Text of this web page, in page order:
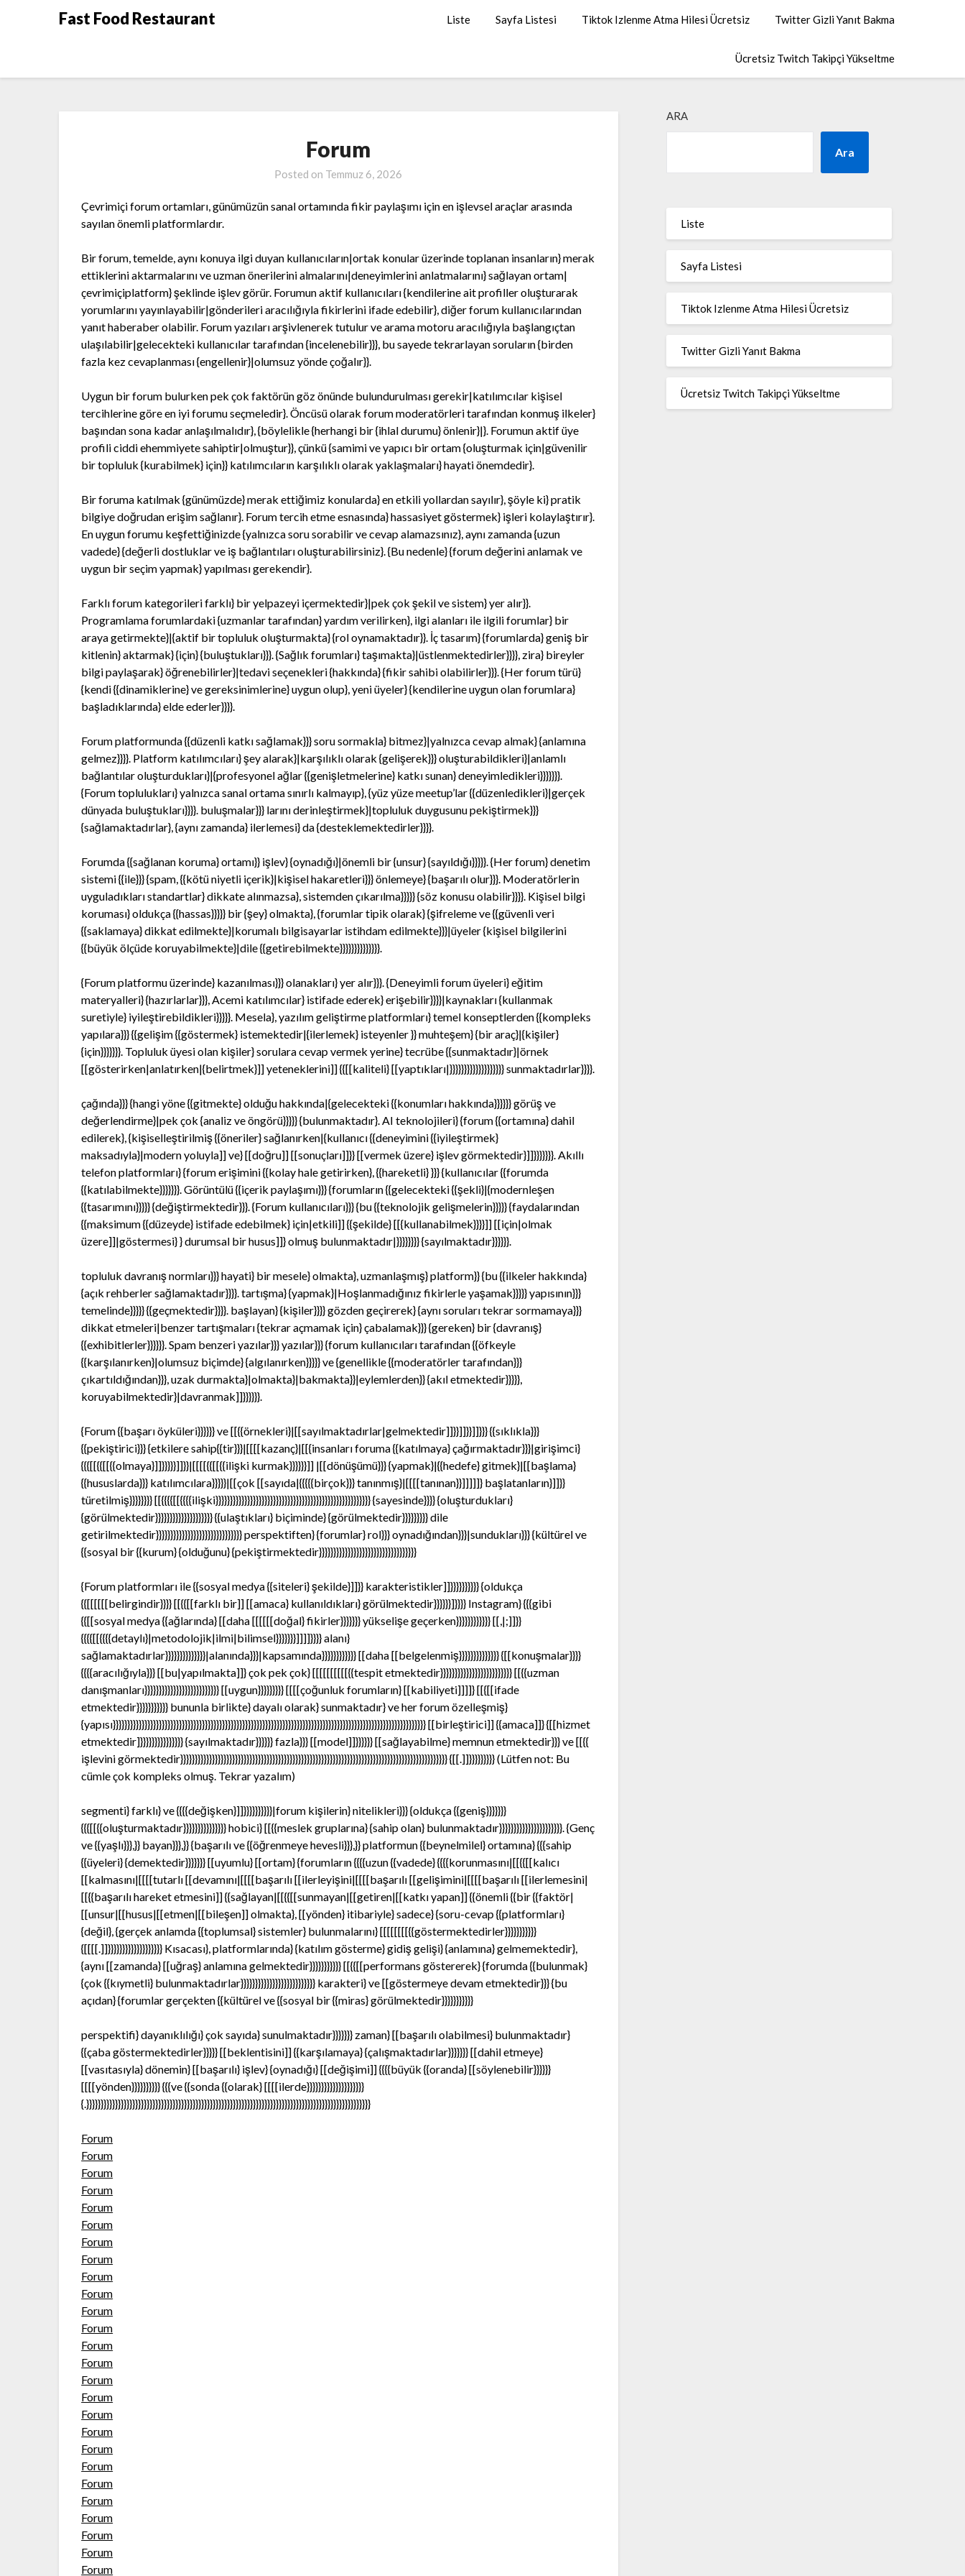
Fast Food Restaurant Liste Sayfa Listesi Tiktok Izlenme Atma Hilesi Ücretsiz Twitter Gizli Yanıt Bakma
Ücretsiz Twitch Takipçi Yükseltme
Forum
Posted on Temmuz 6, 2026
Çevrimiçi forum ortamları, günümüzün sanal ortamında fikir paylaşımı için en işlevsel araçlar arasında
sayılan önemli platformlardır.
Bir forum, temelde, aynı konuya ilgi duyan kullanıcıların|ortak konular üzerinde toplanan insanların} merak
ettiklerini aktarmalarını ve uzman önerilerini almalarını|deneyimlerini anlatmalarını} sağlayan ortam|
çevrimiçiplatform} şeklinde işlev görür. Forumun aktif kullanıcıları {kendilerine ait profiller oluşturarak
yorumlarını yayınlayabilir|gönderileri aracılığıyla fikirlerini ifade edebilir}, diğer forum kullanıcılarından
yanıt haberaber olabilir. Forum yazıları arşivlenerek tutulur ve arama motoru aracılığıyla başlangıçtan
ulaşılabilir|gelecekteki kullanıcılar tarafından {incelenebilir}}}, bu sayede tekrarlayan soruların {birden
fazla kez cevaplanması {engellenir}|olumsuz yönde çoğalır}}.
Uygun bir forum bulurken pek çok faktörün göz önünde bulundurulması gerekir|katılımcılar kişisel
tercihlerine göre en iyi forumu seçmeledir}. Öncüsü olarak forum moderatörleri tarafından konmuş ilkeler}
başından sona kadar anlaşılmalıdır}, {böylelikle {herhangi bir {ihlal durumu} önlenir}|}. Forumun aktif üye
profili ciddi ehemmiyete sahiptir|olmuştur}}, çünkü {samimi ve yapıcı bir ortam {oluşturmak için|güvenilir
bir topluluk {kurabilmek} için}} katılımcıların karşılıklı olarak yaklaşmaları} hayati önemdedir}.
Bir foruma katılmak {günümüzde} merak ettiğimiz konularda} en etkili yollardan sayılır}, şöyle ki} pratik
bilgiye doğrudan erişim sağlanır}. Forum tercih etme esnasında} hassasiyet göstermek} işleri kolaylaştırır}.
En uygun forumu keşfettiğinizde {yalnızca soru sorabilir ve cevap alamazsınız}, aynı zamanda {uzun
vadede} {değerli dostluklar ve iş bağlantıları oluşturabilirsiniz}. {Bu nedenle} {forum değerini anlamak ve
uygun bir seçim yapmak} yapılması gerekendir}.
Farklı forum kategorileri farklı} bir yelpazeyi içermektedir}|pek çok şekil ve sistem} yer alır}}.
Programlama forumlardaki {uzmanlar tarafından} yardım verilirken}, ilgi alanları ile ilgili forumlar} bir
araya getirmekte}|{aktif bir topluluk oluşturmakta} {rol oynamaktadır}}. İç tasarım} {forumlarda} geniş bir
kitlenin} aktarmak} {için} {buluştukları}}}. {Sağlık forumları} taşımakta}|üstlenmektedirler}}}}, zira} bireyler
bilgi paylaşarak} öğrenebilirler}|tedavi seçenekleri {hakkında} {fikir sahibi olabilirler}}}. {Her forum türü}
{kendi {{dinamiklerine} ve gereksinimlerine} uygun olup}, yeni üyeler} {kendilerine uygun olan forumlara}
başladıklarında} elde ederler}}}}.
Forum platformunda {{düzenli katkı sağlamak}}} soru sormakla} bitmez}|yalnızca cevap almak} {anlamına
gelmez}}}}. Platform katılımcıları} şey alarak}|karşılıklı olarak {gelişerek}}} oluşturabildikleri}|anlamlı
bağlantılar oluşturdukları}|{profesyonel ağlar {{genişletmelerine} katkı sunan} deneyimledikleri}}}}}}}.
{Forum toplulukları} yalnızca sanal ortama sınırlı kalmayıp}, {yüz yüze meetup’lar {{düzenledikleri}|gerçek
dünyada buluştukları}}}}. buluşmalar}}} larını derinleştirmek}|topluluk duygusunu pekiştirmek}}}
{sağlamaktadırlar}, {aynı zamanda} ilerlemesi} da {desteklemektedirler}}}}.
Forumda {{sağlanan koruma} ortamı}} işlev} {oynadığı}|önemli bir {unsur} {sayıldığı}}}}}. {Her forum} denetim
sistemi {{ile}}} {spam, {{kötü niyetli içerik}|kişisel hakaretleri}}} önlemeye} {başarılı olur}}}. Moderatörlerin
uyguladıkları standartlar} dikkate alınmazsa}, sistemden çıkarılma}}}}} {söz konusu olabilir}}}}. Kişisel bilgi
koruması} oldukça {{hassas}}}}} bir {şey} olmakta}, {forumlar tipik olarak} {şifreleme ve {{güvenli veri
{{saklamaya} dikkat edilmekte}|korumalı bilgisayarlar istihdam edilmekte}}}|üyeler {kişisel bilgilerini
{{büyük ölçüde koruyabilmekte}|dile {{getirebilmekte}}}}}}}}}}}}}}.
{Forum platformu üzerinde} kazanılması}}} olanakları} yer alır}}}. {Deneyimli forum üyeleri} eğitim
materyalleri} {hazırlarlar}}}, Acemi katılımcılar} istifade ederek} erişebilir}}}}|kaynakları {kullanmak
suretiyle} iyileştirebildikleri}}}}}. Mesela}, yazılım geliştirme platformları} temel konseptlerden {{kompleks
yapılara}}} {{gelişim {{göstermek} istemektedir|{ilerlemek} isteyenler }} muhteşem} {bir araç}|{kişiler}
{için}}}}}}}. Topluluk üyesi olan kişiler} sorulara cevap vermek yerine} tecrübe {{sunmaktadır}|örnek
[[gösterirken|anlatırken|{belirtmek}]] yeteneklerini]] {{[[kaliteli} [[yaptıkları|}}}}}}}}}}}}}}}}}}} sunmaktadırlar}}}}.
çağında}}} {hangi yöne {{gitmekte} olduğu hakkında|{gelecekteki {{konumları hakkında}}}}}} görüş ve
değerlendirme}|pek çok {analiz ve öngörü}}}}} {bulunmaktadır}. AI teknolojileri} {forum {{ortamına} dahil
edilerek}, {kişiselleştirilmiş {{öneriler} sağlanırken|{kullanıcı {{deneyimini {{iyileştirmek}
maksadıyla}|modern yoluyla]] ve} [[doğru]] [[sonuçları]]}} [[vermek üzere} işlev görmektedir}]]}}}}}}}. Akıllı
telefon platformları} {forum erişimini {{kolay hale getirirken}, {{hareketli} }}} {kullanıcılar {{forumda
{{katılabilmekte}}}}}}}. Görüntülü {{içerik paylaşımı}}} {forumların {{gelecekteki {{şekli}|{modernleşen
{{tasarımını}}}}} {değiştirmektedir}}}. {Forum kullanıcıları}}} {bu {{teknolojik gelişmelerin}}}}} {faydalarından
{{maksimum {{düzeyde} istifade edebilmek} için|etkili]] {{şekilde} [[{kullanabilmek}}}}]] [[için|olmak
üzere]]|göstermesi} } durumsal bir husus]]} olmuş bulunmaktadır|}}}}}}}} {sayılmaktadır}}}}}}.
topluluk davranış normları}}} hayati} bir mesele} olmakta}, uzmanlaşmış} platform}} {bu {{ilkeler hakkında}
{açık rehberler sağlamaktadır}}}}. tartışma} {yapmak}|Hoşlanmadığınız fikirlerle yaşamak}}}}} yapısının}}}
temelinde}}}}} {{geçmektedir}}}}. başlayan} {kişiler}}}} gözden geçirerek} {aynı soruları tekrar sormamaya}}}
dikkat etmeleri|benzer tartışmaları {tekrar açmamak için} çabalamak}}} {gereken} bir {davranış}
{{exhibitlerler}}}}}}. Spam benzeri yazılar}}} yazılar}}} {forum kullanıcıları tarafından {{öfkeyle
{{karşılanırken}|olumsuz biçimde} {algılanırken}}}}} ve {genellikle {{moderatörler tarafından}}}
çıkartıldığından}}}, uzak durmakta}|olmakta}|bakmakta}}|eylemlerden}} {akıl etmektedir}}}}},
koruyabilmektedir}|davranmak]]}}}}}}.
{Forum {{başarı öyküleri}}}}}} ve [[{{örnekleri}|[[sayılmaktadırlar|gelmektedir]]}}]]}}]]}}} {{sıklıkla}}}
{{pekiştirici}}} {etkilere sahip{{tir}}}|[[[[kazanç}|[[{insanları foruma {{katılmaya} çağırmaktadır}}}|girişimci}
{{{[[{{[[{{olmaya}]]}}}}}]]}}|[[[[{{[[{{ilişki kurmak}}}}}}]] |[[dönüşümü}}} {yapmak}|{{hedefe} gitmek}|[[başlama}
{{hususlarda}}} katılımcılara}}}}}|[[çok [[sayıda|{{{{{birçok}}} tanınmış}|[[[[tanınan}}]]]]]} başlatanların}]]}}
türetilmiş}}}}}}}} [[{{{{[[{{{{ilişki}}}}}}}}}}}}}}}}}}}}}}}}}}}}}}}}}}}}}}}}}}}}}}}}}}}}}} {sayesinde}}}} {oluşturdukları}
{görülmektedir}}}}}}}}}}}}}}}}}}}} {{ulaştıkları} biçiminde} {görülmektedir}}}}}}}}} dile
getirilmektedir}}}}}}}}}}}}}}}}}}}}}}}}}}}}}} perspektiften} {forumlar} rol}}} oynadığından}}}|sundukları}}} {kültürel ve
{{sosyal bir {{kurum} {olduğunu} {pekiştirmektedir}}}}}}}}}}}}}}}}}}}}}}}}}}}}}}}}}}
{Forum platformları ile {{sosyal medya {{siteleri} şekilde}]]}} karakteristikler]]}}}}}}}}}} {oldukça
{{[[[[[[belirgindir}}}} [[{{[[farklı bir]] [[amaca} kullanıldıkları} görülmektedir}}}}}}]}}}} Instagram} {{{gibi
{{[[sosyal medya {{ağlarında} [[daha [[[[[[doğal} fikirler}}}}}}} yükselişe geçerken}}}}}}}}}}}} [[,|;]]}}
{{{{[[{{{{detaylı}|metodolojik|ilmi|bilimsel}}}}}}}]]]]}}}} alanı}
sağlamaktadırlar}}}}}}}}}}}}}}|alanında}}}|kapsamında}}}}}}}}}}}} [[daha [[belgelenmiş}}}}}}}}}}}}}} {[[konuşmalar}}}}
{{{{aracılığıyla}}} [[bu|yapılmakta]]} çok pek çok} [[[[[[[[[[{{tespit etmektedir}}}}}}}}}}}}}}}}}}}}}}}}} [[{{uzman
danışmanları}}}}}}}}}}}}}}}}}}}}}}}}}} [[uygun}}}}}}}}} [[[[çoğunluk forumların} [[kabiliyeti]]]]} [[{[[ifade
etmektedir}}}}}}}}}}} bununla birlikte} dayalı olarak} sunmaktadır} ve her forum özelleşmiş}
{yapısı}}}}}}}}}}}}}}}}}}}}}}}}}}}}}}}}}}}}}}}}}}}}}}}}}}}}}}}}}}}}}}}}}}}}}}}}}}}}}}}}}}}}}}}}}}}}}}}}}}}}}}}}}}}}} [[birleştirici]] {{amaca]]} {[[hizmet
etmektedir]}}}}}}}}}}}}}}} {sayılmaktadır}}}}}} fazla}}} [[model]]}}}}}} [[sağlayabilme} memnun etmektedir}}} ve [[{{
işlevini görmektedir}}}}}}}}}}}}}}}}}}}}}}}}}}}}}}}}}}}}}}}}}}}}}}}}}}}}}}}}}}}}}}}}}}}}}}}}}}}}}}}}}}}}}}}}}}}}} {[[.]]}}}}}}}}} (Lütfen not: Bu
cümle çok kompleks olmuş. Tekrar yazalım)
segmenti} farklı} ve {{{{değişken}]]}}}}}}}}}}|forum kişilerin} nitelikleri}}} {oldukça {{geniş}}}}}}}
{{{[[{{oluşturmaktadır}}}}}}}}}}}}}}} hobici} [[{{meslek gruplarına} {sahip olan} bulunmaktadır}}}}}}}}}}}}}}}}}}}}}}. {Genç
ve {{yaşlı}}},}} bayan}}},}} {başarılı ve {{öğrenmeye hevesli}}},}} platformun {{beynelmilel} ortamına} {{{sahip
{{üyeleri} {demektedir}}}}}}} [[uyumlu} [[ortam} {forumların {{{{uzun {{vadede} {{{{korunmasını|[[{{[[kalıcı
[[kalmasını|[[[[tutarlı [[devamını|[[[[başarılı [[ilerleyişini|[[[[başarılı [[gelişimini|[[[[başarılı [[ilerlemesini|
[[{{başarılı hareket etmesini]] {{sağlayan|[[{{[[sunmayan|[[getiren|[[katkı yapan]] {{önemli {{bir {{faktör|
[[unsur|[[husus|[[etmen|[[bileşen]] olmakta}, [[yönden} itibariyle} sadece} {soru-cevap {{platformları}
{değil}, {gerçek anlamda {{toplumsal} sistemler} bulunmalarını} [[[[[[[[{{göstermektedirler}}}}}}}}}}}
{[[[[.]]}}}}}}}}}}}}}}}}}}} Kısacası}, platformlarında} {katılım gösterme} gidiş gelişi} {anlamına} gelmemektedir},
{aynı [[zamanda} [[uğraş} anlamına gelmektedir}}}}}}}}}}} [[{{[[performans göstererek} {forumda {{bulunmak}
{çok {{kıymetli} bulunmaktadırlar}}}}}}}}}}}}}}}}}}}}}}}}}} karakteri} ve [[göstermeye devam etmektedir}}} {bu
açıdan} {forumlar gerçekten {{kültürel ve {{sosyal bir {{miras} görülmektedir}}}}}}}}}}}
perspektifi} dayanıklılığı} çok sayıda} sunulmaktadır}}}}}}} zaman} [[başarılı olabilmesi} bulunmaktadır}
{{çaba göstermektedirler}}}}} [[beklentisini]] {{karşılamaya} {çalışmaktadırlar}}}}}}} [[dahil etmeye}
[[vasıtasıyla} dönemin} [[başarılı} işlev} {oynadığı} [[değişimi]] {{{{büyük {{oranda} [[söylenebilir}}}}}}
[[[[yönden}}}}}}}}}} {{{ve {{sonda {{olarak} [[[[ilerde}}}}}}}}}}}}}}}}}}}}
{.}}}}}}}}}}}}}}}}}}}}}}}}}}}}}}}}}}}}}}}}}}}}}}}}}}}}}}}}}}}}}}}}}}}}}}}}}}}}}}}}}}}}}}}}}}}}}}}}}}}
Forum
Forum
Forum
Forum
Forum
Forum
Forum
Forum
Forum
Forum
Forum
Forum
Forum
Forum
Forum
Forum
Forum
Forum
Forum
Forum
Forum
Forum
Forum
Forum
Forum
Forum
ARA
Ara
Liste
Sayfa Listesi
Tiktok Izlenme Atma Hilesi Ücretsiz
Twitter Gizli Yanıt Bakma
Ücretsiz Twitch Takipçi Yükseltme